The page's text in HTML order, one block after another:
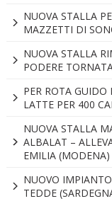
NUOVA STALLA
MAZZETTI DI
NUOVA STALLA
PODERE
PER ROTA GUIDO
LATTE PER 400
NUOVA STALLA
ALBALAT –
EMILIA (MODENA)
NUOVO
TEDDE